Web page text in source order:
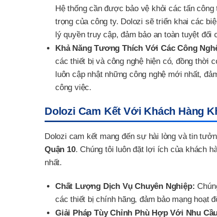
Hệ thống cần được bảo vệ khỏi các tấn
trọng của công ty. Dolozi sẽ triển khai các
lý quyền truy cập, đảm bảo an toàn tuyệt đối
Khả Năng Tương Thích Với Các Công
các thiết bị và công nghệ hiện có, đồng thời
luôn cập nhật những công nghệ mới nhất,
công việc.
Dolozi Cam Kết Với Khách Hàng
Dolozi cam kết mang đến sự hài lòng và tin
Quận 10. Chúng tôi luôn đặt lợi ích của khách
nhất.
Chất Lượng Dịch Vụ Chuyên Nghiệp:
các thiết bị chính hãng, đảm bảo mạng hoạt
Giải Pháp Tùy Chỉnh Phù Hợp Với Nhu